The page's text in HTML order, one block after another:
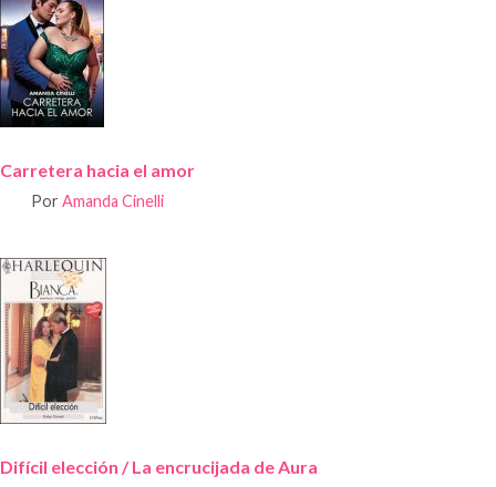
Carretera hacia el amor
Por Amanda Cinelli
Difícil elección / La encrucijada de Aura